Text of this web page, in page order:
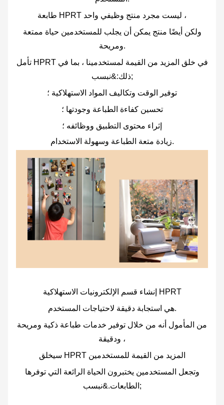
طابعة HPRT ليست مجرد منتج وظيفي واحد ،
ولكن أيضًا منتج يمكن أن يجلب للمستخدمين حياة ممتعة
ومريحة.
تأمل HPRT في خلق المزيد من القيمة لمستخدمينا ، بما في
ذلك:&نبسب;
توفير الوقت وتكاليف المواد الاستهلاكية ؛
تحسين كفاءة الطباعة وجودتها ؛
إثراء محتوى التطبيق ووظائفه ؛
زيادة متعة الطباعة وسهولة الاستخدام.
إنشاء قسم الإلكترونيات الاستهلاكية HPRT
هي استجابة دقيقة لاحتياجات المستخدم.
من المأمول أنه من خلال توفير خدمات طباعة ذكية ومريحة
ودقيقة ،
سيخلق HPRT المزيد من القيمة للمستخدمين
وتجعل المستخدمين يختبرون الحياة الرائعة التي توفرها
الطابعات.&نبسب;